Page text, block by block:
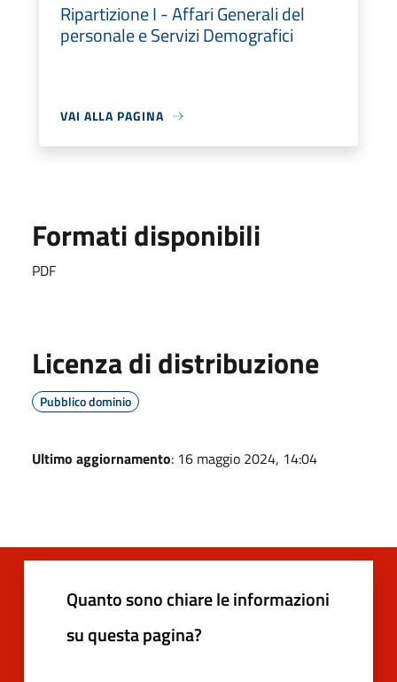
Ripartizione I - Affari Generali del
personale e Servizi Demografici
VAI ALLA PAGINA
Formati disponibili
PDF
Licenza di distribuzione
Pubblico dominio
Ultimo aggiornamento: 16 maggio 2024, 14:04
Quanto sono chiare le informazioni
su questa pagina?